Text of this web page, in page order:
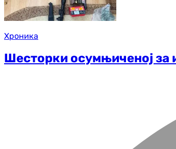
Хроника
Шесторки осумњиченој за